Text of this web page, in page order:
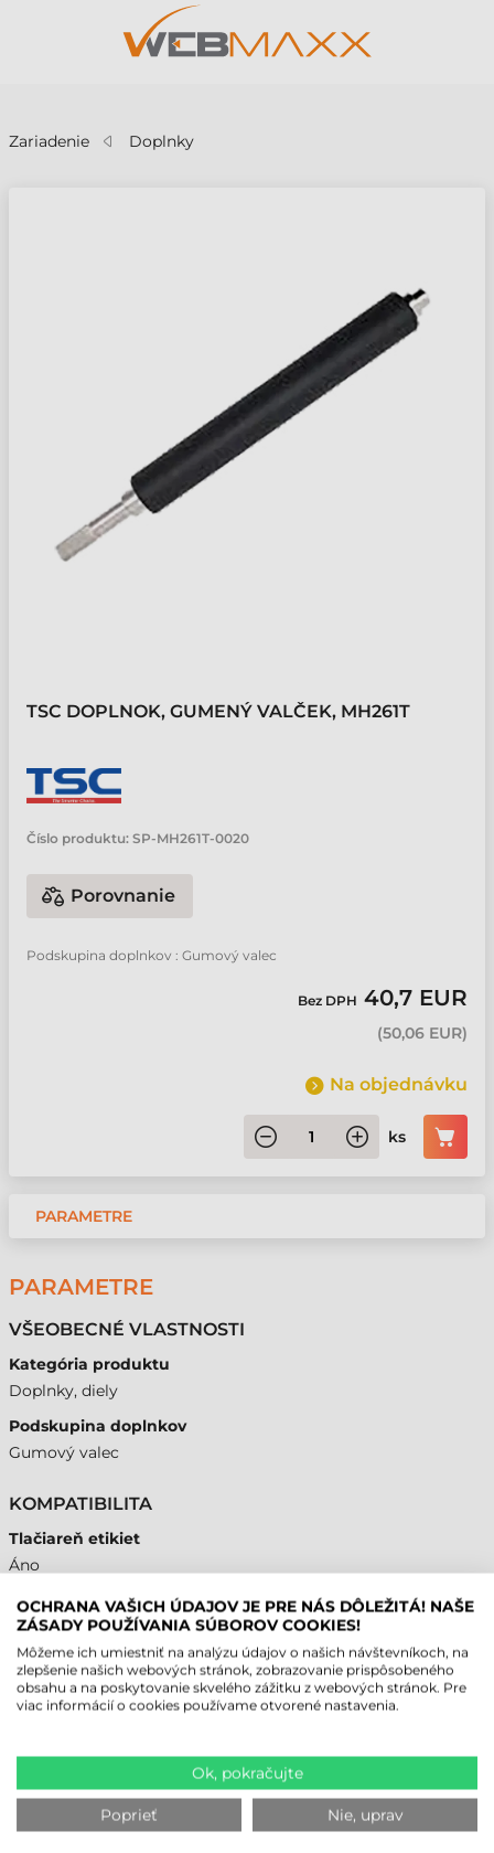
Zariadenie Doplnky
TSC DOPLNOK, GUMENÝ VALČEK, MH261T
Číslo produktu: SP-MH261T-0020
Porovnanie
Podskupina doplnkov : Gumový valec
Bez DPH 40,7 EUR
(50,06 EUR)
Na objednávku
ks
PARAMETRE
PARAMETRE
VŠEOBECNÉ VLASTNOSTI
Kategória produktu
Doplnky, diely
Podskupina doplnkov
Gumový valec
KOMPATIBILITA
Tlačiareň etikiet
Áno
NAPOSLEDY PREZERANÉ PRODUKTY
GUMENÝ VALČEK,
MH261T
OCHRANA VAŠICH ÚDAJOV JE PRE NÁS DÔLEŽITÁ! NAŠE
ZÁSADY POUŽÍVANIA SÚBOROV COOKIES!
Môžeme ich umiestniť na analýzu údajov o našich návštevníkoch, na
zlepšenie našich webových stránok, zobrazovanie prispôsobeného
obsahu a na poskytovanie skvelého zážitku z webových stránok. Pre
viac informácií o cookies používame otvorené nastavenia.
Ok, pokračujte
Poprieť Nie, uprav